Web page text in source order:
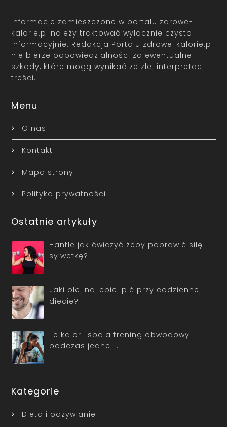
Informacje zamieszczone w portalu zdrowe-
kalorie.pl należy traktować wyłącznie czysto
informacyjnie. Redakcja Portalu zdrowe-kalorie.pl
nie bierze odpowiedzialności za ewentualne
szkody, które mogą wynikać ze złej interpretacji
treści.
Menu
O nas
Kontakt
Mapa strony
Polityka prywatności
Ostatnie artykuły
Hantle jak ćwiczyć żeby poprawić siłę i
sylwetkę?
Jaki olej najlepiej pić przy codziennej
diecie?
Ile kalorii spala trening obwodowy
podczas jednej …
Kategorie
Dieta i odżywianie